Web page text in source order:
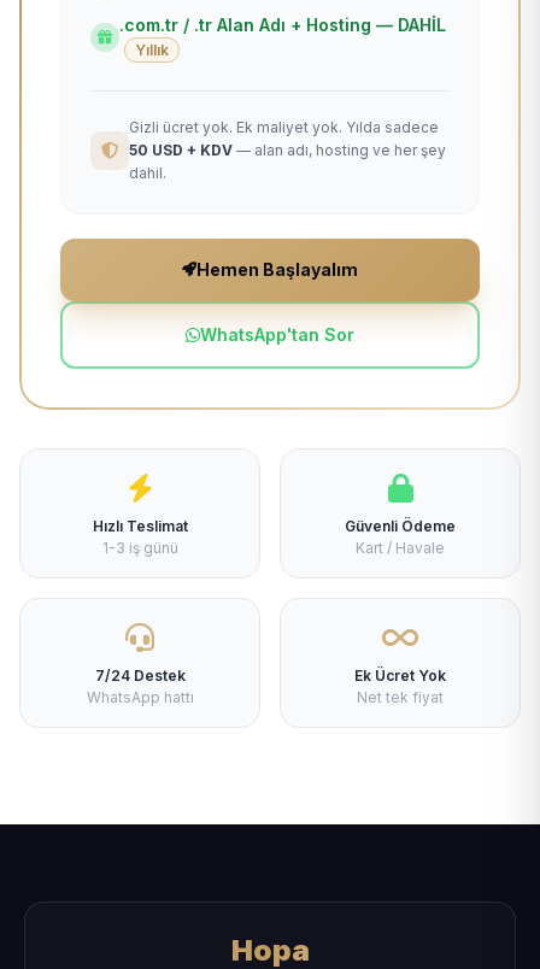
.com.tr / .tr Alan Adı + Hosting — DAHİL
Yıllık
Gizli ücret yok. Ek maliyet yok. Yılda sadece
50 USD + KDV — alan adı, hosting ve her şey
dahil.
Hemen Başlayalım
WhatsApp'tan Sor
Hızlı Teslimat
1-3 iş günü
Güvenli Ödeme
Kart / Havale
7/24 Destek
WhatsApp hattı
Ek Ücret Yok
Net tek fiyat
Hopa